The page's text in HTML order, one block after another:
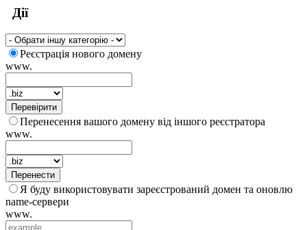
Дії
Реєстрація нового домену
www.
Перевірити
Перенесення вашого домену від іншого реєстратора
www.
Перенести
Я буду використовувати зареєстрований домен та оновлю
name-сервери
www.